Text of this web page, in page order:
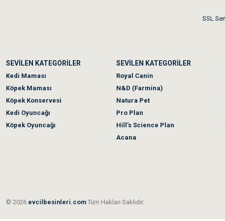
Akşam verdiğim sipariş bir
SSL
SEVİLEN KATEGORİLER
Kedi Maması
Köpek Maması
Köpek Konservesi
Kedi Oyuncağı
Köpek Oyuncağı
SEVİLEN KATEGORİLER
Royal Canin
N&D (Farmina)
Natura Pet
Pro Plan
Hill’s Science Plan
Acana
© 2026 evcilbesinleri.com Tüm Hakları Saklıdır.